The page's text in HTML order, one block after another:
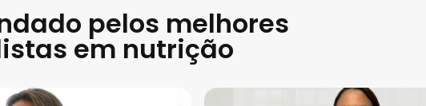
pelos melhores
em nutrição